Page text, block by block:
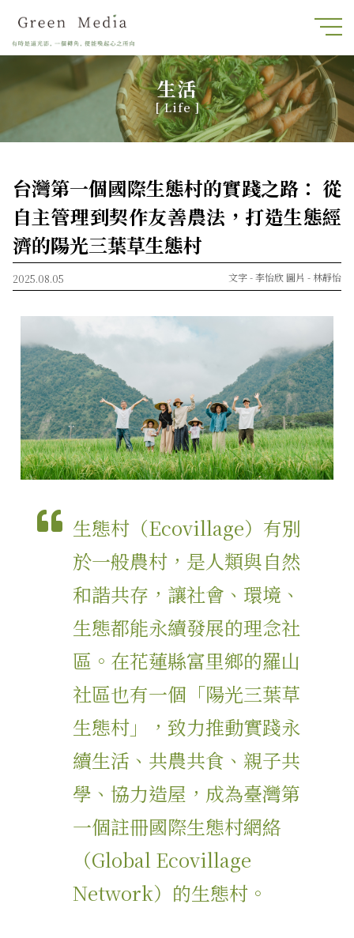
生活
[ Life ]
台灣第一個國際生態村的實踐之路： 從
自主管理到契作友善農法，打造生態經
濟的陽光三葉草生態村
2025.08.05 圖片 - 林靜怡
文字 -李怡欣
生態村（Ecovillage）有別
於一般農村，是人類與自然
和諧共存，讓社會、環境、
生態都能永續發展的理念社
區。在花蓮縣富里鄉的羅山
社區也有一個「陽光三葉草
生態村」，致力推動實踐永
續生活、共農共食、親子共
學、協力造屋，成為臺灣第
一個註冊國際生態村網絡
（Global Ecovillage
Network）的生態村。